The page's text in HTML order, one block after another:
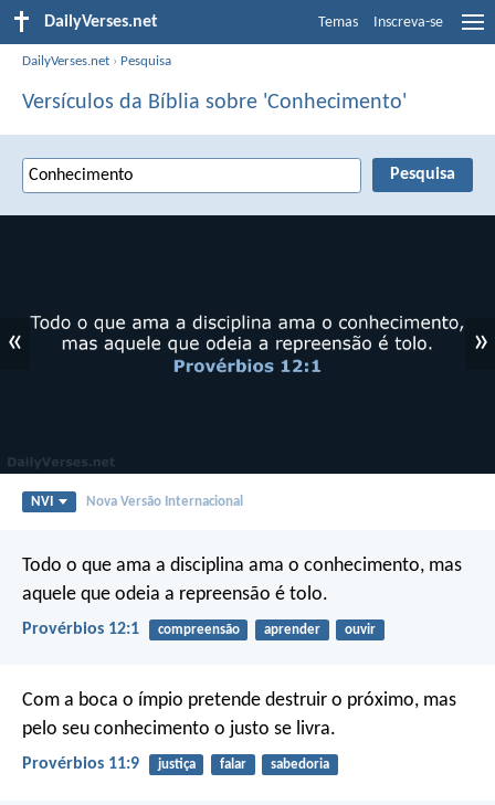
DailyVerses.net Temas Inscreva-se
DailyVerses.net › Pesquisa
Versículos da Bíblia sobre 'Conhecimento'
« »
NVI Nova Versão Internacional
Todo o que ama a disciplina ama o conhecimento, mas
aquele que odeia a repreensão é tolo.
Provérbios 12:1 compreensão aprender ouvir
Com a boca o ímpio pretende destruir o próximo, mas
pelo seu conhecimento o justo se livra.
Provérbios 11:9 justiça falar sabedoria